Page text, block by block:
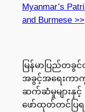
Myanmar’s
and Burmese >>
မြန်မာပြည်တ
အခွင့်အရေးကာ
ဆက်ဆံမှုများနှင့်
ဖော်ထုတ်တင်ပြ